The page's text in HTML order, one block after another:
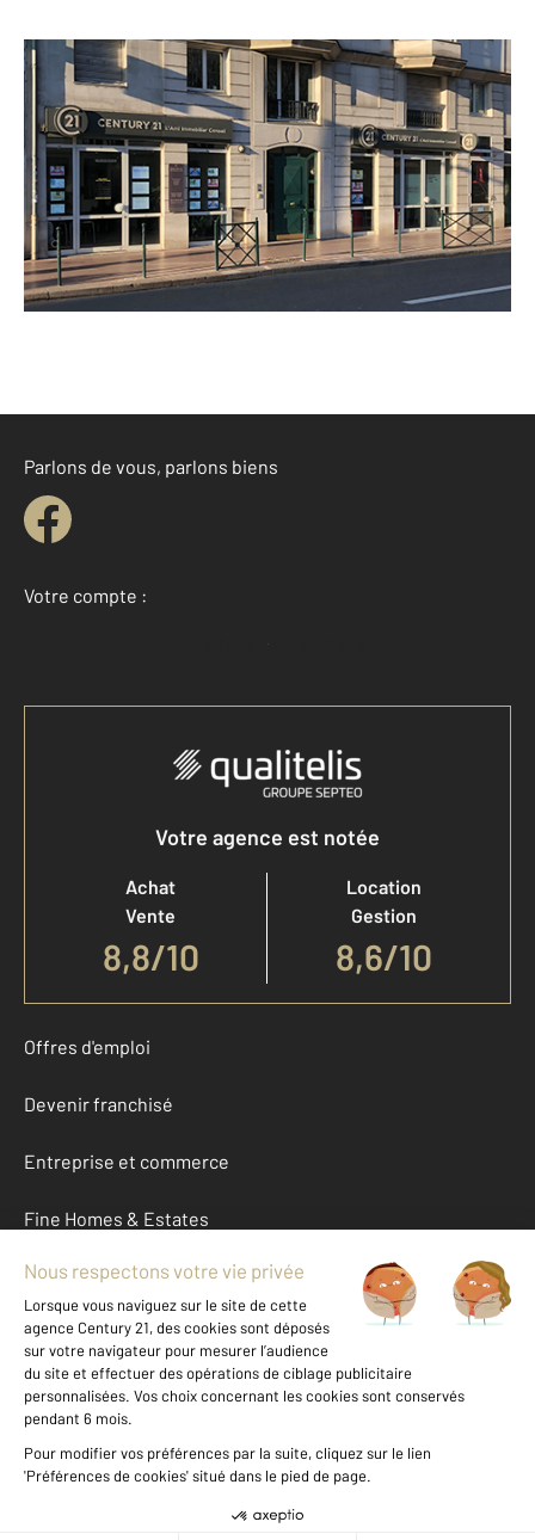
CENTURY 21 L'Ami Immobilier Conseil
25 Grande rue Charles de Gaulle
ASNIERES SUR SEINE - 92600
Envoyer un message
Parlons de vous, parlons biens
Votre compte :
Accéder à mon compte
Votre agence est notée
Achat
Vente
8,8/10
Location
Gestion
8,6/10
Offres d'emploi
Devenir franchisé
Entreprise et commerce
Fine Homes & Estates
À propos
International
Nous contacter
Données personnelles